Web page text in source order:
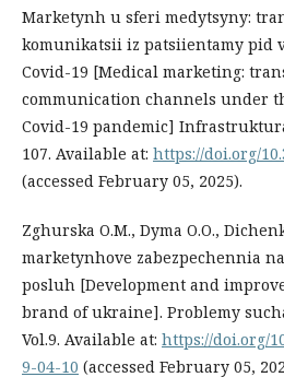
Marketynh u sferi medytsyny:
komunikatsii iz patsiientamy pid
Covid-19 [Medical marketing:
communication channels under
Covid-19 pandemic]
107. Available at: https://doi.org/
(accessed February 05, 2025).
Zghurska O.M., Dyma O.O.,
marketynhove zabezpechennia
posluh [Development and
brand of ukraine]. Problemy
Vol.9. Available at: https://doi.org/
9-04-10 (accessed February 05,